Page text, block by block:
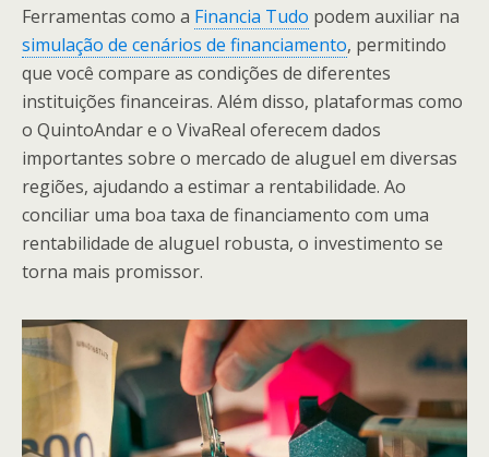
Ferramentas como a Financia Tudo podem auxiliar na
simulação de cenários de financiamento, permitindo
que você compare as condições de diferentes
instituições financeiras. Além disso, plataformas como
o QuintoAndar e o VivaReal oferecem dados
importantes sobre o mercado de aluguel em diversas
regiões, ajudando a estimar a rentabilidade. Ao
conciliar uma boa taxa de financiamento com uma
rentabilidade de aluguel robusta, o investimento se
torna mais promissor.